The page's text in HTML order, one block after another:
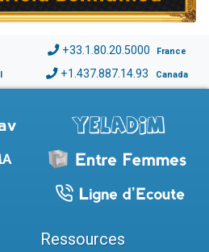
+33.1.80.20.5000 France
+1.437.887.14.93 Canada
Ressources